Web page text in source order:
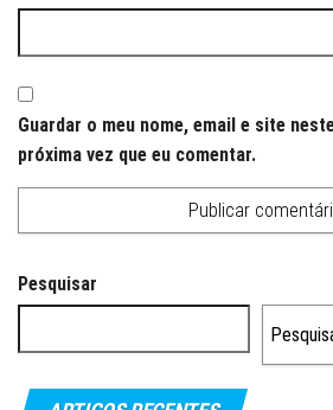
Guardar o meu nome, email e site
próxima vez que eu comentar.
Pesquisar